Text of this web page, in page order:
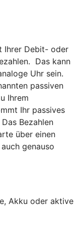
Ihrer Debit- oder
Das kann
Uhr sein.
passiven
Ihrem
Ihr passives
Bezahlen
über einen
genauso
Akku oder aktive